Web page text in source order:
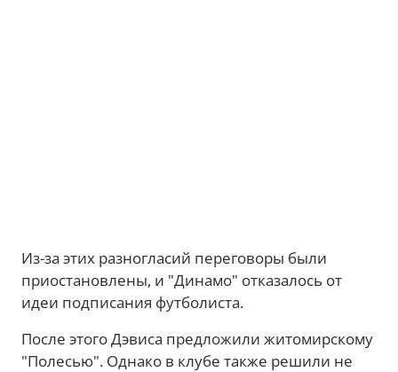
Из-за этих разногласий переговоры были
приостановлены, и "Динамо" отказалось от
идеи подписания футболиста.
После этого Дэвиса предложили житомирскому
"Полесью". Однако в клубе также решили не